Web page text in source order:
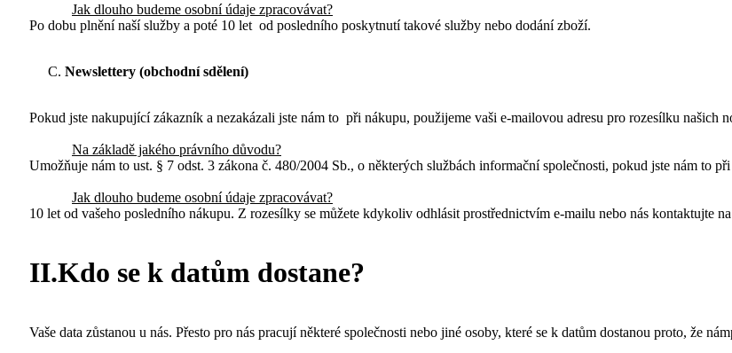
Jak dlouho budeme osobní údaje zpracovávat?
Po dobu plnění naší služby a poté 10 let od posledního poskytnutí takové služby nebo dodání zboží.
Newslettery (obchodní sdělení)
Pokud jste nakupující zákazník a nezakázali jste nám to při nákupu, použijeme vaši e-mailovou adresu pro rozesílku našich
Na základě jakého právního důvodu?
Umožňuje nám to ust. § 7 odst. 3 zákona č. 480/2004 Sb., o některých službách informační společnosti, pokud jste nám to
Jak dlouho budeme osobní údaje zpracovávat?
10 let od vašeho posledního nákupu. Z rozesílky se můžete kdykoliv odhlásit prostřednictvím e-mailu nebo nás kontaktujte
II.Kdo se k datům dostane?
Vaše data zůstanou u nás. Přesto pro nás pracují některé společnosti nebo jiné osoby, které se k datům dostanou proto, že